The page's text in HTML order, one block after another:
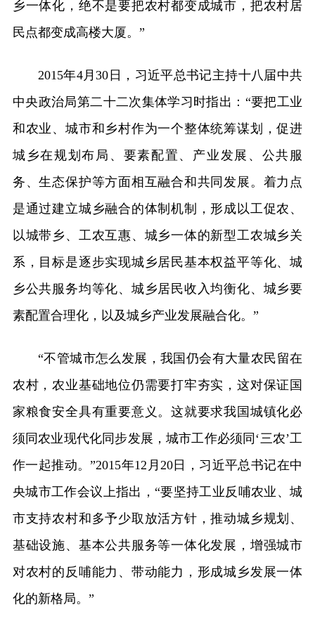
乡一体化，绝不是要把农村都变成城市，把农村居
民点都变成高楼大厦。”
2015年4月30日，习近平总书记主持十八届中共
中央政治局第二十二次集体学习时指出：“要把工业
和农业、城市和乡村作为一个整体统筹谋划，促进
城乡在规划布局、要素配置、产业发展、公共服
务、生态保护等方面相互融合和共同发展。着力点
是通过建立城乡融合的体制机制，形成以工促农、
以城带乡、工农互惠、城乡一体的新型工农城乡关
系，目标是逐步实现城乡居民基本权益平等化、城
乡公共服务均等化、城乡居民收入均衡化、城乡要
素配置合理化，以及城乡产业发展融合化。”
“不管城市怎么发展，我国仍会有大量农民留在
农村，农业基础地位仍需要打牢夯实，这对保证国
家粮食安全具有重要意义。这就要求我国城镇化必
须同农业现代化同步发展，城市工作必须同‘三农’工
作一起推动。”2015年12月20日，习近平总书记在中
央城市工作会议上指出，“要坚持工业反哺农业、城
市支持农村和多予少取放活方针，推动城乡规划、
基础设施、基本公共服务等一体化发展，增强城市
对农村的反哺能力、带动能力，形成城乡发展一体
化的新格局。”